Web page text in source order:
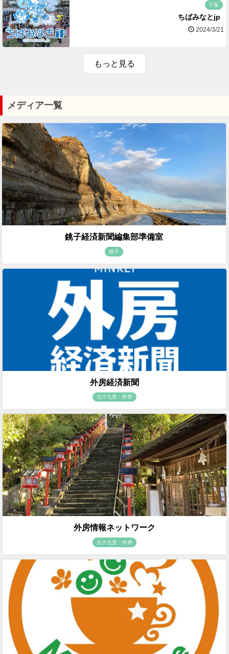
千葉
ちばみなとjp
2024/3/21
もっと見る
メディア一覧
銚子経済新聞編集部準備室
銚子
外房経済新聞
九十九里・外房
外房情報ネットワーク
九十九里・外房